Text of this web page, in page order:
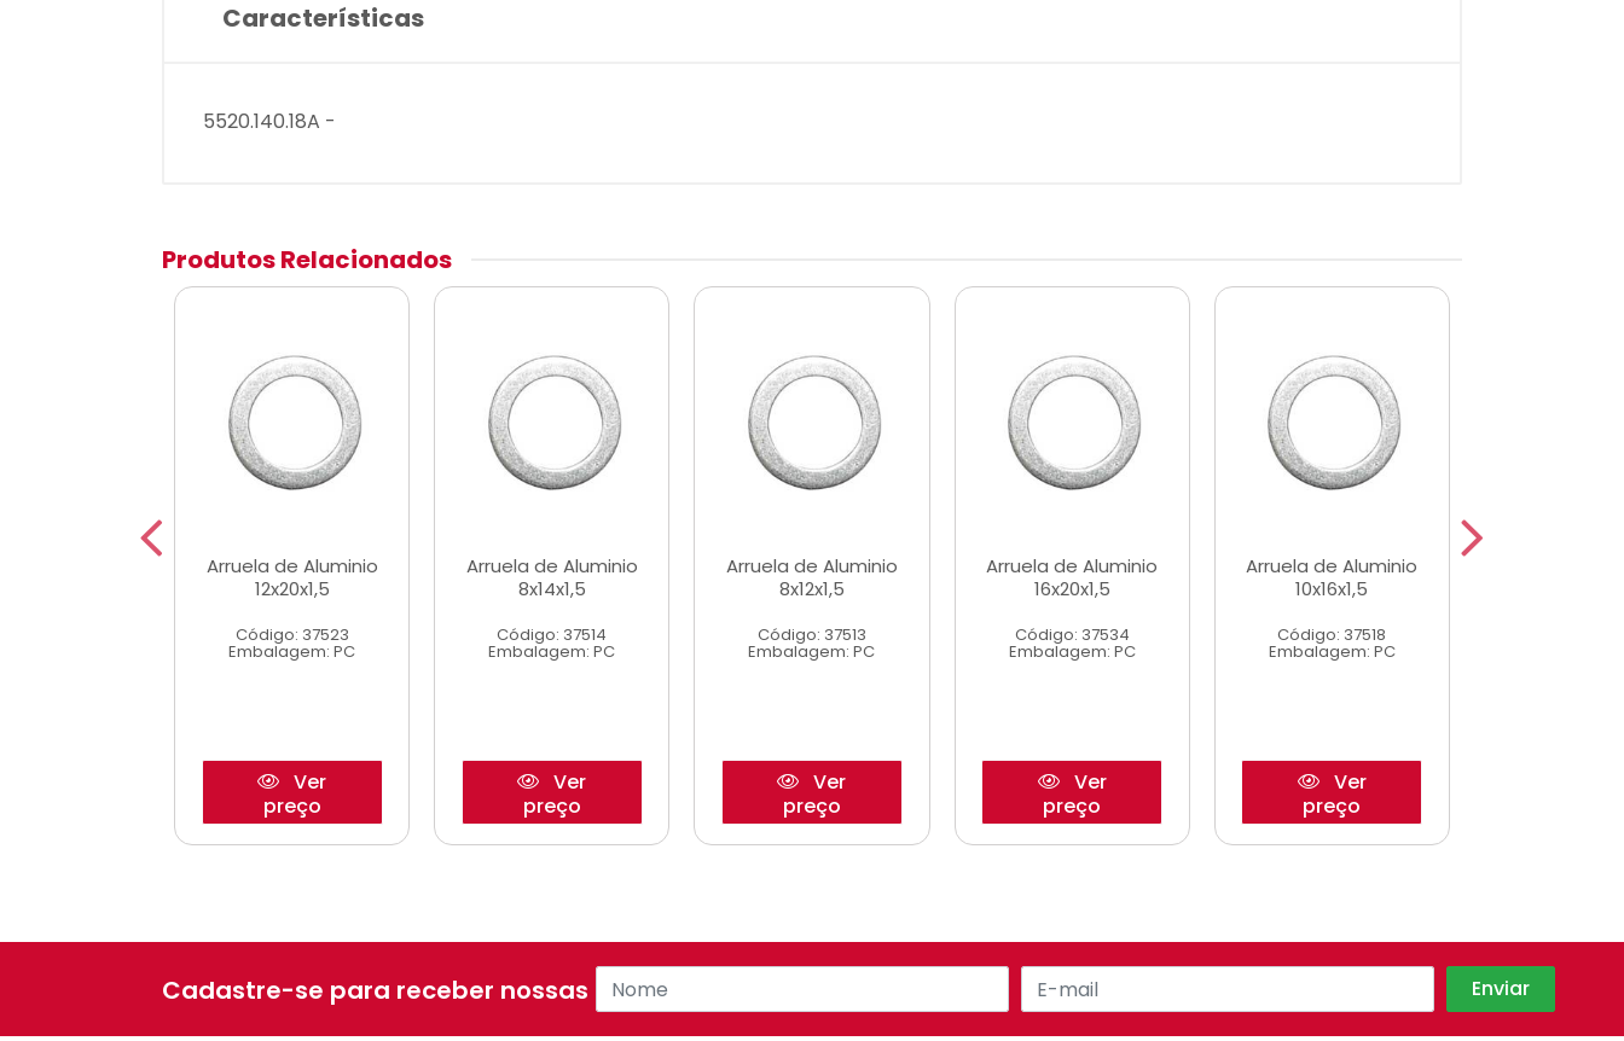
Características
5520.140.18A -
Produtos Relacionados
Arruela de Aluminio
12x20x1,5
Código: 37523
Embalagem: PC
Ver
preço
Arruela de Aluminio
8x14x1,5
Código: 37514
Embalagem: PC
Ver
preço
Arruela de Aluminio
8x12x1,5
Código: 37513
Embalagem: PC
Ver
preço
Arruela de Aluminio
16x20x1,5
Código: 37534
Embalagem: PC
Ver
preço
Arruela de Aluminio
10x16x1,5
Código: 37518
Embalagem: PC
Ver
preço
Cadastre-se para receber nossas ofertas!